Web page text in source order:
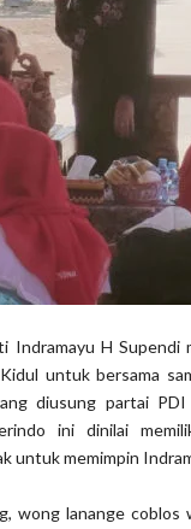
Indramayu H Supendi
untuk bersama
diusung partai
ini dinilai
untuk memimpin
wong lanange coblos